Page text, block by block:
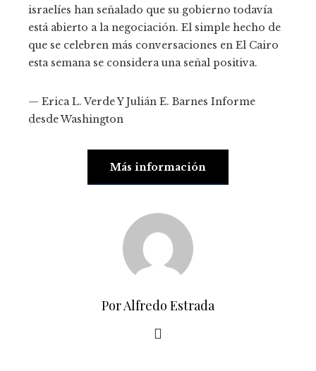
israelíes han señalado que su gobierno todavía
está abierto a la negociación. El simple hecho de
que se celebren más conversaciones en El Cairo
esta semana se considera una señal positiva.
— Erica L. VerdeYJulián E. Barnes Informe
desde Washington
Más información
Por Alfredo Estrada